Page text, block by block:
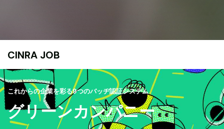
CINRA JOB
これからの企業を彩る9つのバッヂ認証システム
グリーンカンパニー